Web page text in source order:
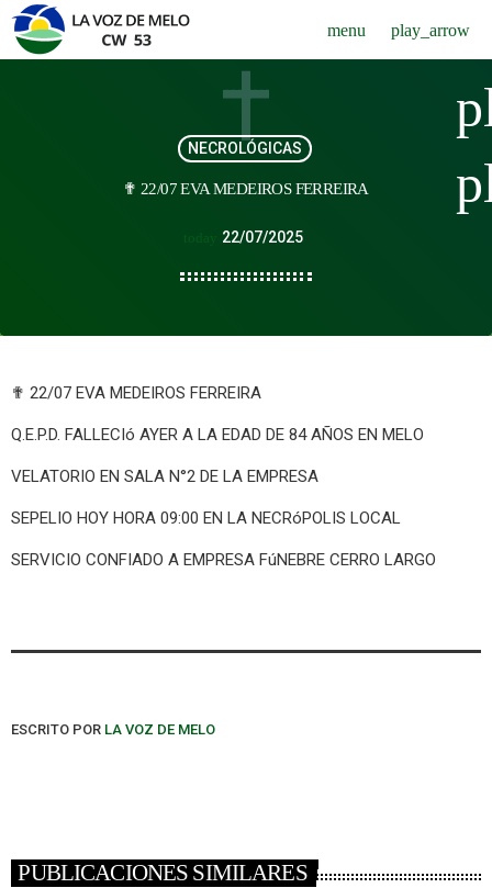
menu play_arrow
NECROLÓGICAS
✟ 22/07 EVA MEDEIROS FERREIRA
today 22/07/2025
✟ 22/07 EVA MEDEIROS FERREIRA
Q.E.P.D. FALLECIó AYER A LA EDAD DE 84 AÑOS EN MELO
VELATORIO EN SALA N°2 DE LA EMPRESA
SEPELIO HOY HORA 09:00 EN LA NECRóPOLIS LOCAL
SERVICIO CONFIADO A EMPRESA FúNEBRE CERRO LARGO
ESCRITO POR LA VOZ DE MELO
PUBLICACIONES SIMILARES